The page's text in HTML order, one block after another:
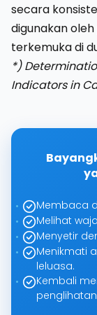
secara
digunakan
terkemuka di
*)
Indicators in
Membaca
Melihat
Menyetir
Menikmati
leluasa.
Kembali